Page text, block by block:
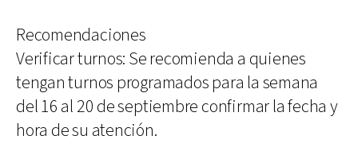
Recomendaciones
Verificar turnos: Se recomienda a quienes
tengan turnos programados para la semana
del 16 al 20 de septiembre confirmar la fecha y
hora de su atención.